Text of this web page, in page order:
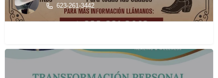
623-261-3442